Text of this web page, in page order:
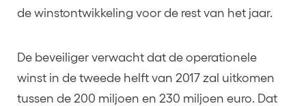
de winstontwikkeling voor de rest van het jaar.
De beveiliger verwacht dat de operationele
winst in de tweede helft van 2017 zal uitkomen
tussen de 200 miljoen en 230 miljoen euro. Dat